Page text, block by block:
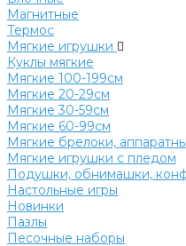
Магнитные
Термос
Мягкие игрушки
Куклы мягкие
Мягкие 100-199см
Мягкие 20-29см
Мягкие 30-59см
Мягкие 60-99см
Мягкие брелоки,
Мягкие игрушки с пледом
Подушки, обнимашки,
Настольные игры
Новинки
Пазлы
Песочные наборы